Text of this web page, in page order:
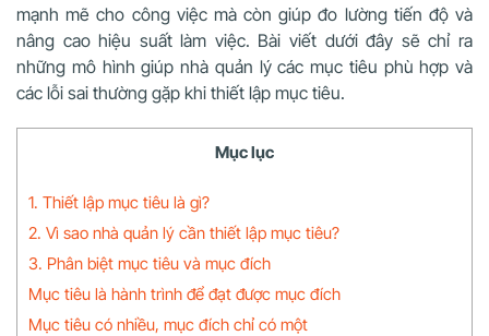
mạnh mẽ cho công việc mà còn giúp đo lường tiến độ và
nâng cao hiệu suất làm việc. Bài viết dưới đây sẽ chỉ ra
những mô hình giúp nhà quản lý các mục tiêu phù hợp và
các lỗi sai thường gặp khi thiết lập mục tiêu.
Mục lục
1. Thiết lập mục tiêu là gì?
2. Vì sao nhà quản lý cần thiết lập mục tiêu?
3. Phân biệt mục tiêu và mục đích
Mục tiêu là hành trình để đạt được mục đích
Mục tiêu có nhiều, mục đích chỉ có một